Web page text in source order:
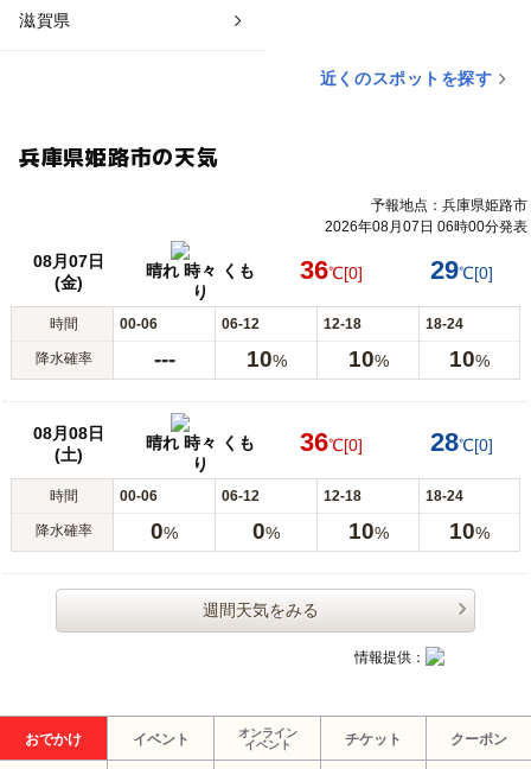
滋賀県
近くのスポットを探す
兵庫県姫路市の天気
予報地点：兵庫県姫路市
2026年08月07日 06時00分発表
08月07日
(金)
晴れ 時々 くも
り
36℃[0] 29℃[0]
時間 00-06 06-12 12-18 18-24
降水確率 --- 10% 10% 10%
08月08日
(土)
晴れ 時々 くも
り
36℃[0] 28℃[0]
時間 00-06 06-12 12-18 18-24
降水確率 0% 0% 10% 10%
週間天気をみる
情報提供：
おでかけ イベント
オンライン
イベント
チケット クーポン